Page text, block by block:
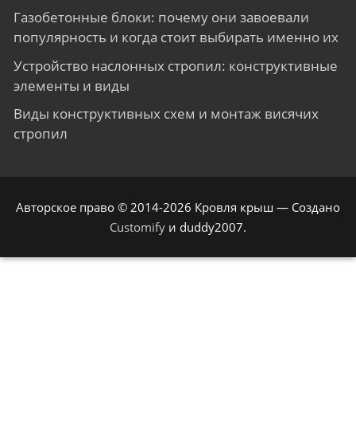
Газобетонные блоки: почему они завоевали
популярность и когда стоит выбирать именно их
Устройство наслонных стропил: конструктивные
элементы и виды
Виды конструктивных схем и монтаж висячих
стропил
Авторское право © 2014-2026 Кровля крыш — Создано
Customify и duddy2007.